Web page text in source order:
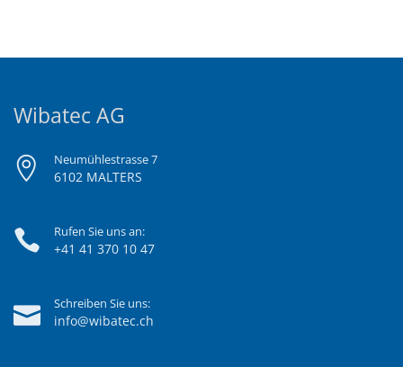
Wibatec AG
Neumühlestrasse 7
6102 MALTERS
Rufen Sie uns an:
+41 41 370 10 47
Schreiben Sie uns:
info@wibatec.ch